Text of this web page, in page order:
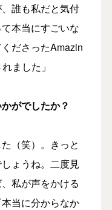
誰も私だと気付
本当にすごいな
ださったAmazin
ました」
がでしたか？
（笑）。きっと
ょうね。二度見
私が声をかける
当に分からなか